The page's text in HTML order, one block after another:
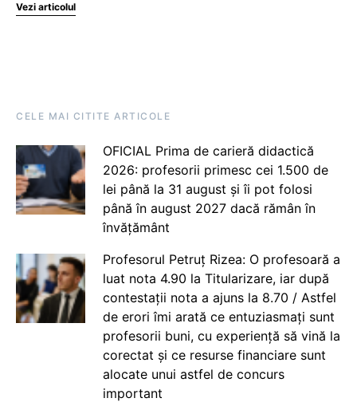
Vezi articolul
CELE MAI CITITE ARTICOLE
OFICIAL Prima de carieră didactică
2026: profesorii primesc cei 1.500 de
lei până la 31 august și îi pot folosi
până în august 2027 dacă rămân în
învățământ
Profesorul Petruț Rizea: O profesoară a
luat nota 4.90 la Titularizare, iar după
contestații nota a ajuns la 8.70 / Astfel
de erori îmi arată ce entuziasmați sunt
profesorii buni, cu experiență să vină la
corectat și ce resurse financiare sunt
alocate unui astfel de concurs
important